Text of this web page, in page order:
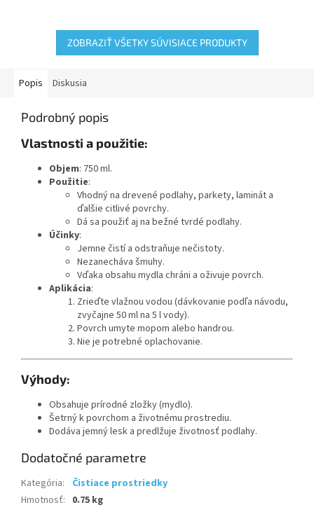
ZOBRAZIŤ VŠETKY SÚVISIACE PRODUKTY
Popis Diskusia
Podrobný popis
Vlastnosti a použitie:
Objem: 750 ml.
Použitie:
Vhodný na drevené podlahy, parkety, laminát a
ďalšie citlivé povrchy.
Dá sa použiť aj na bežné tvrdé podlahy.
Účinky:
Jemne čistí a odstraňuje nečistoty.
Nezanecháva šmuhy.
Vďaka obsahu mydla chráni a oživuje povrch.
Aplikácia:
Zrieďte vlažnou vodou (dávkovanie podľa návodu,
zvyčajne 50 ml na 5 l vody).
Povrch umyte mopom alebo handrou.
Nie je potrebné oplachovanie.
Výhody:
Obsahuje prírodné zložky (mydlo).
Šetrný k povrchom a životnému prostrediu.
Dodáva jemný lesk a predlžuje životnosť podlahy.
Dodatočné parametre
Kategória:
Čistiace prostriedky
Hmotnosť: 0.75 kg